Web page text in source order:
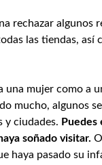
rechazar algunos
las tiendas, así
una mujer como a
mucho, algunos
y ciudades. Puedes
soñado visitar.
haya pasado su